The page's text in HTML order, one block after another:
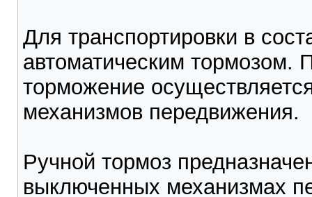
Для транспортировки в
автоматическим тормозом.
торможение
механизмов передвижения.
Ручной тормоз
выключенных механизмах